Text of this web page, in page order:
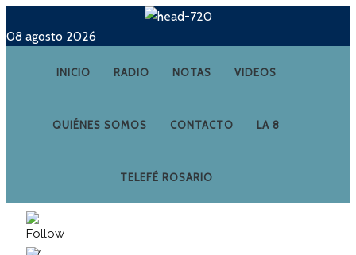
08 agosto 2026
INICIO RADIO NOTAS VIDEOS
QUIÉNES SOMOS CONTACTO LA 8
TELEFÉ ROSARIO